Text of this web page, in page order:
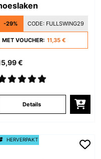
-29% CODE: FULLSWING29
MET VOUCHER: 11,35 €
€
Details
HERVERPAKT